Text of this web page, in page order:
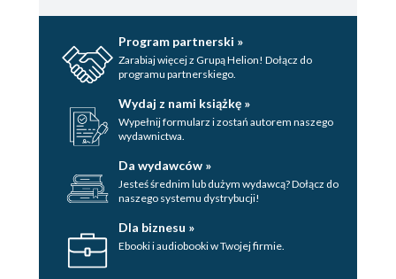
Program partnerski »
Zarabiaj więcej z Grupą Helion! Dołącz do
programu partnerskiego.
Wydaj z nami książkę »
Wypełnij formularz i zostań autorem naszego
wydawnictwa.
Da wydawców »
Jesteś średnim lub dużym wydawcą? Dołącz do
naszego systemu dystrybucji!
Dla biznesu »
Ebooki i audiobooki w Twojej firmie.